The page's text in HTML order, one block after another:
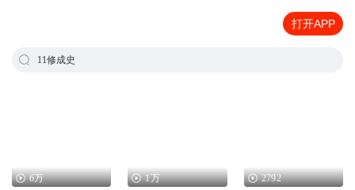
打开APP
11修成史
6万 1万 2792